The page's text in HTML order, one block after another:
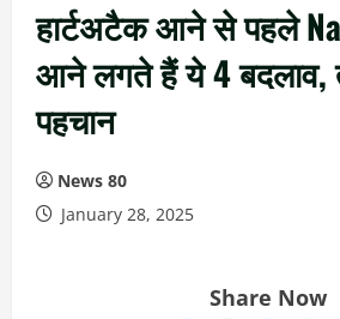
हार्टअटैक आने से पहले
आने लगते हैं ये 4
पहचान
News 80
January 28, 2025
Share Now